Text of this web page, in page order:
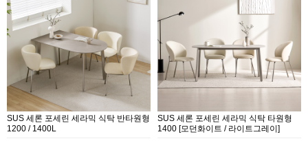
SUS 세론 포세린 세라믹 식탁 반타원형
1200 / 1400L
SUS 세론 포세린 세라믹 식탁 타원형
1400 [모던화이트 / 라이트그레이]